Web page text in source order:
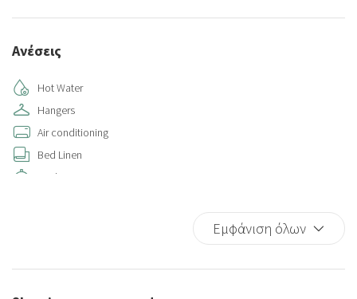
Ανέσεις
Hot Water
Hangers
Air conditioning
Bed Linen
Kitchen
Dishwasher
Εμφάνιση όλων